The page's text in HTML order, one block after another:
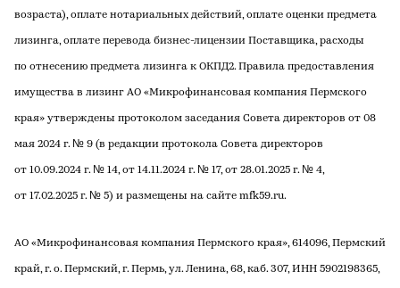
возраста), оплате нотариальных действий, оплате оценки предмета
лизинга, оплате перевода бизнес-лицензии Поставщика, расходы
по отнесению предмета лизинга к ОКПД2. Правила предоставления
имущества в лизинг АО «Микрофинансовая компания Пермского
края» утверждены протоколом заседания Совета директоров от 08
мая 2024 г. № 9 (в редакции протокола Совета директоров
от 10.09.2024 г. № 14, от 14.11.2024 г. № 17, от 28.01.2025 г. № 4,
от 17.02.2025 г. № 5) и размещены на сайте mfk59.ru.
АО «Микрофинансовая компания Пермского края», 614096, Пермский
край, г. о. Пермский, г. Пермь, ул. Ленина, 68, каб. 307, ИНН 5902198365,